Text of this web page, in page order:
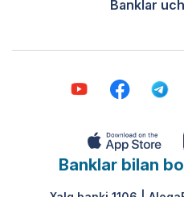
Banklar
Banklar bilan